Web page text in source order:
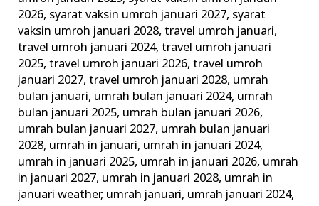
2026, syarat vaksin umroh januari 2027, syarat
vaksin umroh januari 2028,travel umroh januari,
travel umroh januari 2024,travel umroh januari
2025,travel umroh januari 2026,travel umroh
januari 2027,travel umroh januari 2028, umrah
bulan januari, umrah bulan januari 2024, umrah
bulan januari 2025, umrah bulan januari 2026,
umrah bulan januari 2027, umrah bulan januari
2028, umrah in januari, umrah in januari 2024,
umrah in januari 2025, umrah in januari 2026, umrah
in januari 2027, umrah in januari 2028, umrah in
januari weather, umrah januari, umrah januari 2024,